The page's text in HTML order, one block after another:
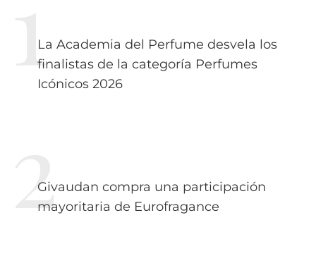
La Academia del Perfume desvela los
finalistas de la categoría Perfumes
Icónicos 2026
Givaudan compra una participación
mayoritaria de Eurofragance